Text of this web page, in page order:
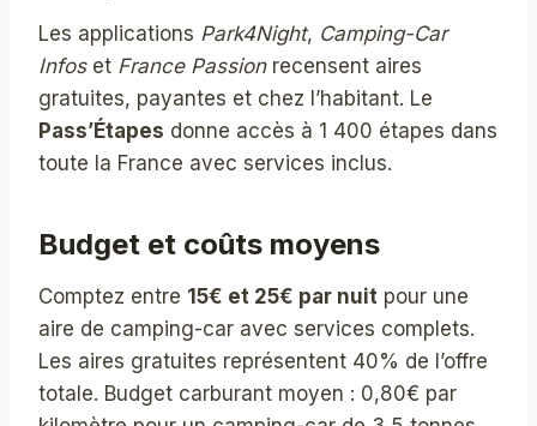
Les applications Park4Night, Camping-Car
Infoset France Passionrecensent aires
gratuites, payantes et chez l’habitant. Le
Pass’Étapes donne accès à 1 400 étapes dans
toute la France avec services inclus.
Budget et coûts moyens
Comptez entre 15€ et 25€ par nuit pour une
aire de camping-car avec services complets.
Les aires gratuites représentent 40% de l’offre
totale. Budget carburant moyen : 0,80€ par